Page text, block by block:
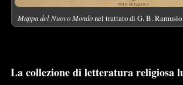
Mappa del Nuovo Mondonel trattato di G. B. Ramusio
La collezione di letteratura religiosa